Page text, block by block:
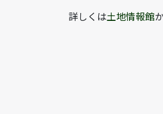
詳しくは土地情報館